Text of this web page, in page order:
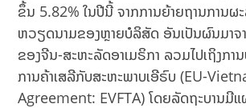
ຂຶ້ນ 5.82% ໃນປີນີ້ ຈາກການຍ້າຍຖານການຜ
ຫວຽດນາມຂອງຫຼາຍບໍລິສັດ ອັນເປັນຜົນມາຈ
ຂອງຈີນ-ສະຫະລັດອາເມຣິກາ ລວມໄປເຖິງກາ
ການຄ້າເສລີກັບສະຫະພາບເອີຣົບ (EU-
Agreement: EVFTA) ໂດຍລັດຖະບານມີ